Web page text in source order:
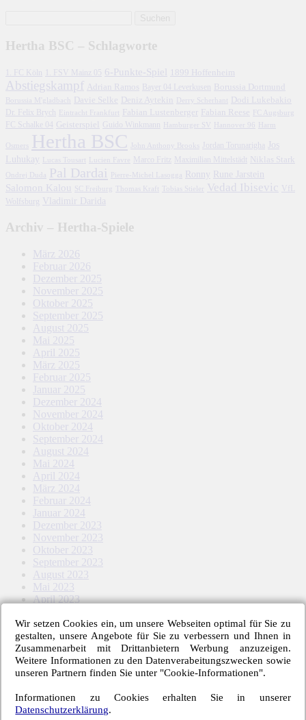
Hertha BSC – Schlagworte
1. FC Köln 1. FSV Mainz 05 6-Punkte-Spiel 1899 Hoffenheim
Abstiegskampf Adrian Ramos Bayer 04 Leverkusen Borussia Dortmund
Borussia M'gladbach Davie Selke Deniz Aytekin Derry Scherhant
Dodi Lukebakio
Dr. Felix Brych
Fabian Lustenberger Fabian Reese
FC Schalke 04 Geisterspiel Guido Winkmann Hamburger SV
Hertha BSC Jordan Torunarigha
Jos
Luhukay
Marco Fritz Maximilian Mittelstädt Niklas Stark
Pal Dardai Pierre-Michel Lasogga Ronny Rune Jarstein
Salomon Kalou SC Freiburg Tobias Stieler Vedad Ibisevic
VfL
Wolfsburg Vladimir Darida
Archiv – Hertha-Spiele
März 2026
Februar 2026
Dezember 2025
November 2025
Oktober 2025
September 2025
August 2025
Mai 2025
April 2025
März 2025
Februar 2025
Januar 2025
Dezember 2024
November 2024
Oktober 2024
September 2024
August 2024
Mai 2024
April 2024
März 2024
Februar 2024
Januar 2024
Dezember 2023
November 2023
Oktober 2023
September 2023
August 2023
Mai 2023
April 2023
Februar 2023
Januar 2023
November 2022
Oktober 2022
September 2022
Mai 2022
April 2022
Wir setzen Cookies ein, um unsere Webseiten optimal für Sie zu
gestalten, unsere Angebote für Sie zu verbessern und Ihnen in
Zusammenarbeit mit Drittanbietern Werbung anzuzeigen.
Weitere Informationen zu den Datenverabeitungszwecken sowie
unseren Partnern finden Sie unter "Cookie-Informationen".
Informationen zu Cookies erhalten Sie in unserer
Datenschutzerklärung.